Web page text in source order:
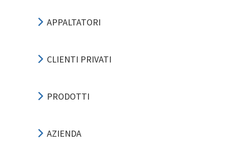
APPALTATORI
CLIENTI PRIVATI
PRODOTTI
AZIENDA